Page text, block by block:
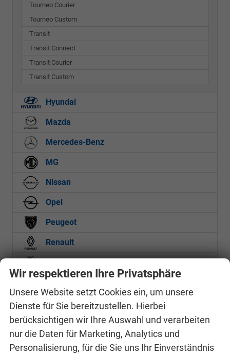
Tourneo Courier
Tourneo Custom
Transit
Transit Connect
Transit Courier
Transit Custom
Hyundai
Mazda
Mercedes-Benz
MG
Nissan
Opel
Peugeot
Renault
Toyota
Volkswagen
Anmelden
Wir respektieren Ihre Privatsphäre
Unsere Website setzt Cookies ein, um unsere
Dienste für Sie bereitzustellen. Hierbei
berücksichtigen wir Ihre Auswahl und verarbeiten
nur die Daten für Marketing, Analytics und
Personalisierung, für die Sie uns Ihr Einverständnis